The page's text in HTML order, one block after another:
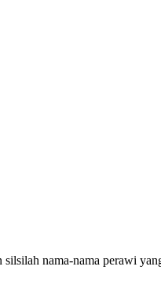
nama-nama perawi